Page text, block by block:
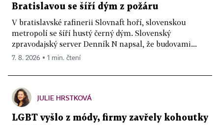
Bratislavou se šíří dým z požáru
V bratislavské rafinerii Slovnaft hoří, slovenskou
metropolí se šíří hustý černý dým. Slovenský
zpravodajský server Denník N napsal, že budovami...
7. 8. 2026 ▪ 1 min. čtení
JULIE HRSTKOVÁ
LGBT vyšlo z módy, firmy zavřely kohoutky